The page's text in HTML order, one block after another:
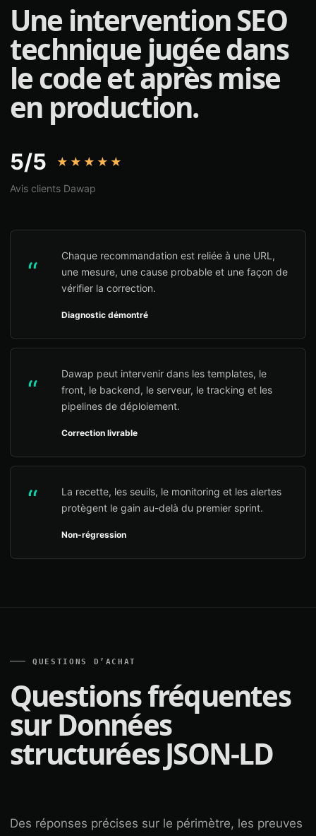
Une intervention SEO
technique jugée dans
le code et après mise
en production.
5/5 ★★★★★
Avis clients Dawap
“
Chaque recommandation est reliée à une URL,
une mesure, une cause probable et une façon de
vérifier la correction.
Diagnostic démontré
“
Dawap peut intervenir dans les templates, le
front, le backend, le serveur, le tracking et les
pipelines de déploiement.
Correction livrable
“
La recette, les seuils, le monitoring et les alertes
protègent le gain au-delà du premier sprint.
Non-régression
QUESTIONS D’ACHAT
Questions fréquentes
sur Données
structurées JSON-LD
Des réponses précises sur le périmètre, les preuves